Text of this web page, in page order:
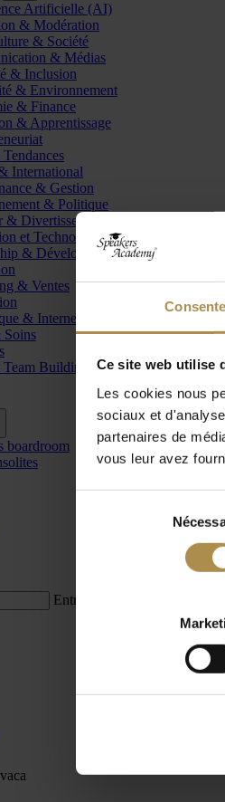
Ce site web utilise
Les cookies nous
sociaux et
partenaires de
vous leur avez
Artificielle (AI)
& Modération
& Société
& Médias
& Inclusion
& Environnement
& Finance
& Apprentissage
International
& Gestion
& Politique
& Divertissement
et Technologie
& Développement
& Ventes
& Internet
Soins
Building
boardroom
Entrez un terme de recherche :